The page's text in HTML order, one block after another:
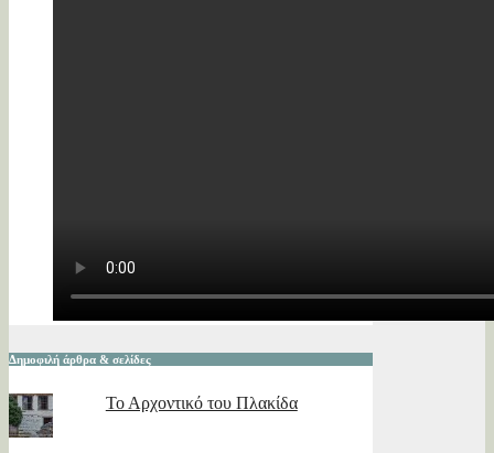
Δημοφιλή άρθρα & σελίδες
Το Αρχοντικό του Πλακίδα